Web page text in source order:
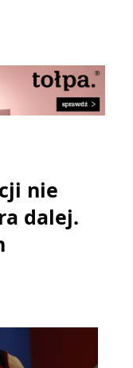
nie
dalej.